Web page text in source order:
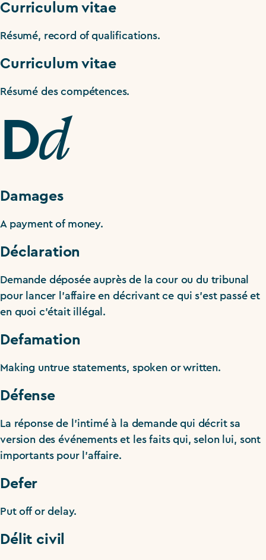
Curriculum vitae
Résumé, record of qualifications.
Curriculum vitae
Résumé des compétences.
Dd
Damages
A payment of money.
Déclaration
Demande déposée auprès de la cour ou du tribunal
pour lancer l’affaire en décrivant ce qui s’est passé et
en quoi c’était illégal.
Defamation
Making untrue statements, spoken or written.
Défense
La réponse de l’intimé à la demande qui décrit sa
version des événements et les faits qui, selon lui, sont
importants pour l’affaire.
Defer
Put off or delay.
Délit civil